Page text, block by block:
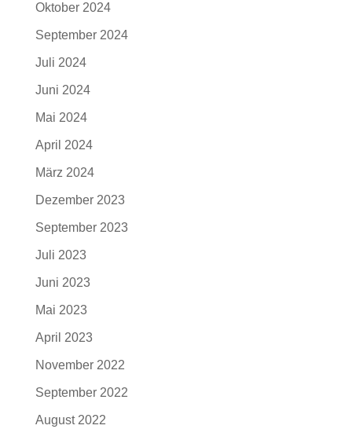
Oktober 2024
September 2024
Juli 2024
Juni 2024
Mai 2024
April 2024
März 2024
Dezember 2023
September 2023
Juli 2023
Juni 2023
Mai 2023
April 2023
November 2022
September 2022
August 2022